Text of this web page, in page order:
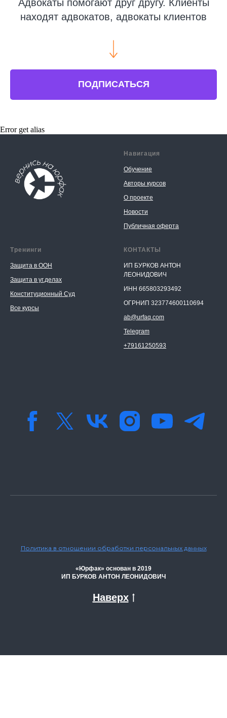
Адвокаты помогают друг другу. Клиенты
находят адвокатов, адвокаты клиентов
ПОДПИСАТЬСЯ
Error get alias
Навигация
Обучение
Авторы курсов
О проекте
Новости
Публичная оферта
Тренинги
Защита в ООН
Защита в уг.делах
Конституционный Суд
Все курсы
КОНТАКТЫ
ИП БУРКОВ АНТОН
ЛЕОНИДОВИЧ
ИНН 665803293492
ОГРНИП 323774600110694
ab@urfaq.com
Telegram
+79161250593
Политика в отношении обработки персональных данных
«Юрфак» основан в 2019
ИП БУРКОВ АНТОН ЛЕОНИДОВИЧ
Наверх